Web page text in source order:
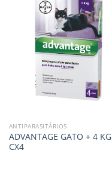
ANTIPARASITÁRIOS
ADVANTAGE GATO + 4 KG
CX4